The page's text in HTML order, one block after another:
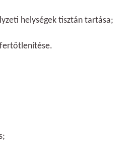
helységek tisztán tartása;